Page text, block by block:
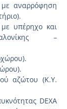
με αναρρόφηση
υπέρηχο και
–
αζώτου (Κ.Υ.
DEXA